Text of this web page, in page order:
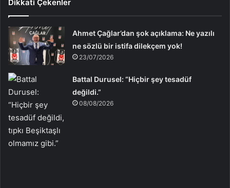
Dikkati Çekenler
Ahmet Çağlar’dan şok açıklama: Ne yazılı
ne sözlü bir istifa dilekçem yok!
23/07/2026
Battal Durusel: “Hiçbir şey tesadüf
değildi.”
08/08/2026